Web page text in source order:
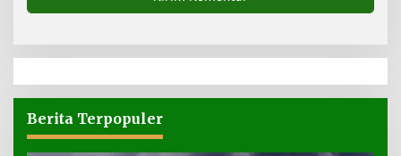
Berita Terpopuler